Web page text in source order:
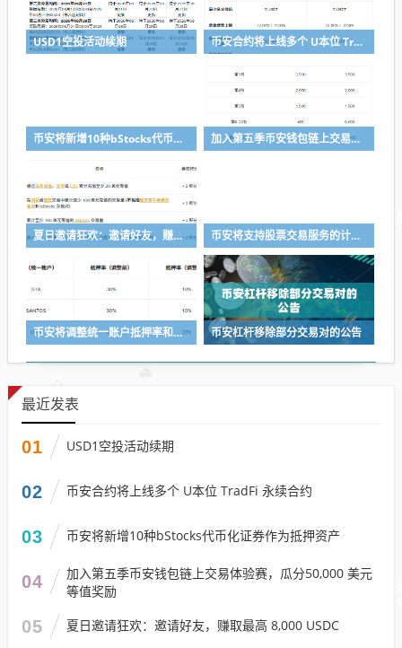
USD1空投活动续期 币安合约将上线多个 U本位 TradFi 永续合约
币安将新增10种bStocks代币化证券作为抵押资产 加入第五季币安钱包链上交易体验赛，瓜分50,000 美元等值奖励
夏日邀请狂欢：邀请好友，赚取最高 8,000 USDC 币安将支持股票交易服务的计划升级
币安将调整统一账户抵押率和U本位永续合约杠杆及保证金阶梯 币安杠杆移除部分交易对的公告
最近发表
01 USD1空投活动续期
02 币安合约将上线多个 U本位 TradFi 永续合约
03 币安将新增10种bStocks代币化证券作为抵押资产
04
加入第五季币安钱包链上交易体验赛，瓜分50,000 美元
等值奖励
05 夏日邀请狂欢：邀请好友，赚取最高 8,000 USDC